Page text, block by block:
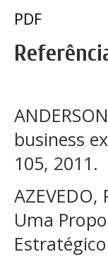
PDF
business
105, 2011.
Uma